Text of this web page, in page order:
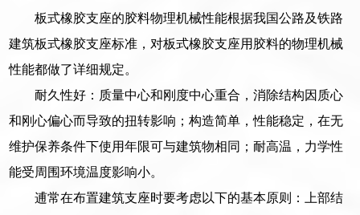
板式橡胶支座的胶料物理机械性能根据我国公路及铁路
建筑板式橡胶支座标准，对板式橡胶支座用胶料的物理机械
性能都做了详细规定。
耐久性好：质量中心和刚度中心重合，消除结构因质心
和刚心偏心而导致的扭转影响；构造简单，性能稳定，在无
维护保养条件下使用年限可与建筑物相同；耐高温，力学性
能受周围环境温度影响小。
逋常在布置建筑支座时要考虑以下的基本原则：上部结